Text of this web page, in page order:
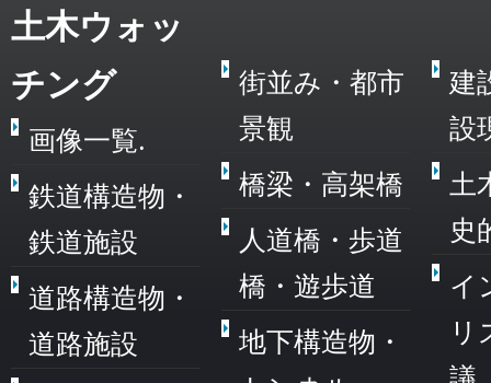
土木ウォッ
チング
画像一覧.
鉄道構造物・
鉄道施設
道路構造物・
道路施設
街並み・都市
景観
橋梁・高架橋
人道橋・歩道
橋・遊歩道
地下構造物・
建
設
土
史
イ
リ